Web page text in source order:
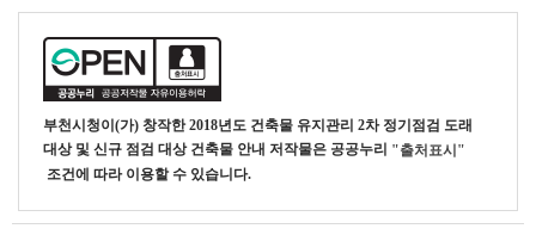
부천시청이(가) 창작한2018년도 건축물 유지관리 2차 정기점검 도래
대상 및 신규 점검 대상 건축물 안내 저작물은 공공누리 "출처표시"
조건에 따라 이용할 수 있습니다.